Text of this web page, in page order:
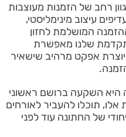
רחב של הזמנות מעוצבות
עיצוב מינימליסטי,
המושלמת לחזון
שלנו מאפשרת
אפקט מרהיב שישאיר
השקעה ברושם ראשוני
תוכלו להעביר לאורחים
של החתונה עוד לפני